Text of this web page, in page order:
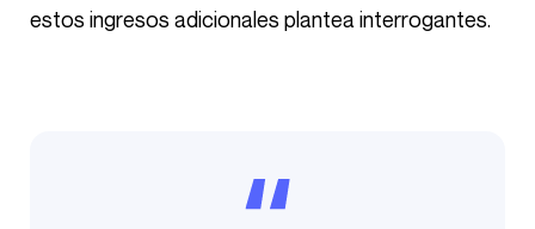
estos ingresos adicionales plantea interrogantes.